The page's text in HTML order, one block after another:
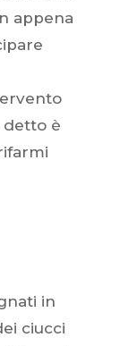
appena
detto è
in
ciucci